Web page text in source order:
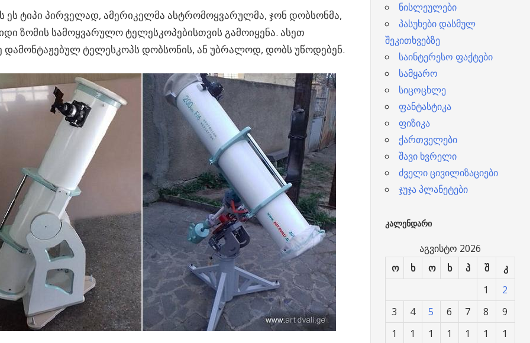
ეს ტიპი პირველად, ამერიკელმა ასტრომოყვარულმა, ჯონ დობსონმა,
ზომის სამოყვარულო ტელესკოპებისთვის გამოიყენა. ასეთ
დამონტაჟებულ ტელესკოპს დობსონის, ან უბრალოდ, დობს უწოდებენ.
ნისლეულები
პასუხები დასმულ
შეკითხვებზე
საინტერესო ფაქტები
სამყარო
სიცოცხლე
ფანტასტიკა
ფიზიკა
ქართველები
შავი ხვრელი
ძველი ცივილიზაციები
ჯუჯა პლანეტები
ᲙᲐᲚᲔᲜᲓᲐᲠᲘ
აგვისტო 2026
ო
ხ ო ხ პ შ კ
1
2
3
4 5 6 7 8
9
1
1
1
1
1
1
1